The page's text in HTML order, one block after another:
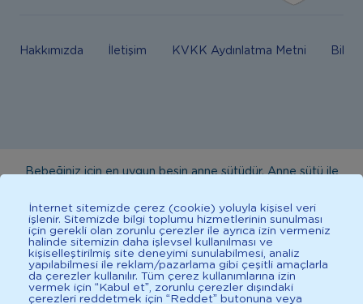
Hakkımızda İletişim KVKK Aydınlatma Metni Bilgi
Bebeğiniz için en uygun besin anne sütüdür. Anne sütü ile
danışınız. Bu sitede yayınlanan bilgiler hekim tavsiyesi
yerine geçmez. En doğru bilgi için doktorunuza danışınız.
Sağlıklı yaşam için dengeli, çeşitli beslenilmelidir. *D vitamini
çocuklarda bağışıklık sisteminin normal işlevine katkıda
bulunur.
İnternet sitemizde çerez (cookie) yoluyla kişisel veri
işlenir. Sitemizde bilgi toplumu hizmetlerinin sunulması
için gerekli olan zorunlu çerezler ile ayrıca izin vermeniz
halinde sitemizin daha işlevsel kullanılması ve
kişiselleştirilmiş site deneyimi sunulabilmesi, analiz
yapılabilmesi ile reklam/pazarlama gibi çeşitli amaçlarla
da çerezler kullanılır. Tüm çerez kullanımlarına izin
vermek için “Kabul et”, zorunlu çerezler dışındaki
çerezleri reddetmek için “Reddet” butonuna veya